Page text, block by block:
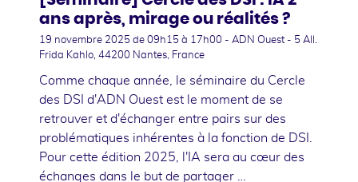
ans après, mirage ou réalités ?
19 novembre 2025 de 09h15 à 17h00 - ADN Ouest - 5 All.
Frida Kahlo, 44200 Nantes, France
Comme chaque année, le séminaire du Cercle
des DSI d'ADN Ouest est le moment de se
retrouver et d'échanger entre pairs sur des
problématiques inhérentes à la fonction de DSI.
Pour cette édition 2025, l'IA sera au cœur des
échanges dans le but de partager …